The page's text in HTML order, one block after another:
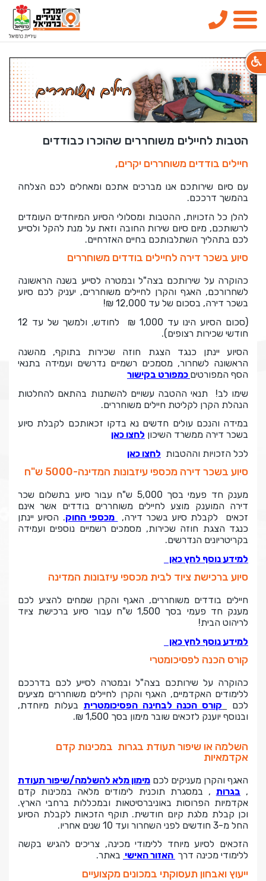
תפריט
הטבות לחיילים משוחררים שהוכרו כבודדים
חיילים בודדים משוחררים יקרים,
עם סיום שירותכם אנו מברכים אתכם ומאחלים לכם הצלחה
בהמשך דרככם.
להלן כל הזכויות, ההטבות ומסלולי הסיוע המיוחדים העומדים
לרשותכם, מיום סיום שירות החובה וזאת על מנת להקל ולסייע
לכם בתהליך השתלבותכם בחיים האזרחיים.
סיוע בשכר דירה לחיילים בודדים משוחררים
כהוקרה על שירותכם בצה"ל ובמטרה לסייע בשנה הראשונה
לשחרורכם, האגף והקרן לחיילים משוחררים, יעניק לכם סיוע
בשכר דירה, בסכום של עד 12,000 ₪!
(סכום הסיוע הינו עד 1,000 ₪ לחודש, ולמשך של עד 12
חודשי שכירות רצופים).
הסיוע יינתן כנגד הצגת חוזה שכירות בתוקף, מהשנה
הראשונה לשחרור, מסמכים רשמיים נדרשים ועמידה בתנאי
הסף המפורטים כמפורט בקישור
שימו לב! תנאי ההטבה עשויים להשתנות בהתאם להחלטות
הנהלת הקרן לקליטת חיילים משוחררים.
במידה והנכם עולים חדשים נא בדקו זכאותכם לקבלת סיוע
בשכר דירה ממשרד השיכון לחצו כאן
לכל הזכויות וההטבות לחצו כאן
סיוע בשכר דירה מכספי עיזבונות המדינה-5000 ש"ח
מענק חד פעמי בסך 5,000​ ש"ח עבור סיוע בתשלום שכר
דירה המוענק מוצע לחיילים משוחררים בודדים אשר אינם
זכאים לקבלת סיוע בשכר דירה,
מכספי החוק. הסיוע יינתן
כנגד הצגת חוזה שכירות, מסמכים רשמיים נוספים ועמידה
בקריטריונים הנדרשים.
למידע נוסף לחץ כאן
סיוע ברכישת ציוד לבית מכספי עיזבונות המדינה
חיילים בודדים משוחררים, האגף והקרן שמחים להציע לכם
מענק חד פעמי בסך 1,500 ש"ח עבור סיוע ברכישת ציוד
לריהוט הבית!
למידע נוסף לחץ כאן
קורס הכנה לפסיכומטרי
כהוקרה על שירותכם בצה"ל ובמטרה לסייע לכם בדרככם
ללימודים האקדמיים, האגף והקרן לחיילים משוחררים מציעים
לכם
קורס הכנה לבחינה הפסיכומטרית בעלות מיוחדת,
ובנוסף יוענק לזכאים שובר מימון בסך 1,500 ₪.
השלמה או שיפור תעודת בגרות במכינות קדם
אקדמאיות
האגף והקרן מעניקים לכם מימון מלא להשלמה/שיפור תעודת
בגרות ,
, במסגרת תוכנית לימודים מלאה במכינות קדם
אקדמיות הפרוסות באוניברסיטאות ובמכללות ברחבי הארץ.
וכן קבלת מלגת קיום חודשית. תוקף הזכאות לקבלת הסיוע
החל מ-3 חודשים לפני השחרור ועד 10 שנים אחריו.
הזכאים לסיוע מיוחד ללימודי מכינה, צריכים להגיש בקשה
ללימודי מכינה דרך האזור האישי באתר.
ייעוץ ואבחון תעסוקתי במכונים מקצועיים